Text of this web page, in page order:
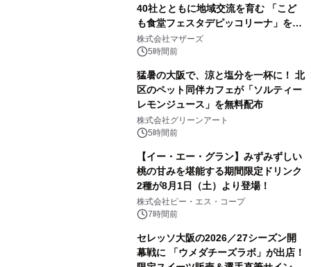
40社とともに地域交流を育む 「こど
も食堂フェスタデピッコリーナ」を9
月5日(土)開催
株式会社マザーズ
5時間前
猛暑の大阪で、涼と塩分を一杯に！ 北
区のペット同伴カフェが「ソルティー
レモンジュース」を無料配布
株式会社グリーンアート
5時間前
【イー・エー・グラン】みずみずしい
桃の甘みを堪能する期間限定ドリンク
2種が8月1日（土）より登場！
株式会社ピー・エス・コープ
7時間前
セレッソ大阪の2026／27シーズン開
幕戦に 「ウメダチーズラボ」が出店！